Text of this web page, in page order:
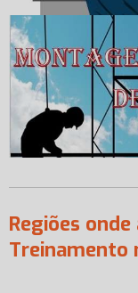
Regiões
Treinamento